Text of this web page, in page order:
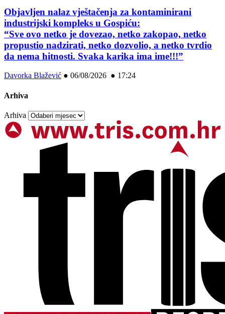
Objavljen nalaz vještačenja za kontaminirani
industrijski kompleks u Gospiću:
“Sve ovo netko je dovezao, netko zakopao, netko
propustio nadzirati, netko dozvolio, a netko tvrdio
da nema hitnosti. Svaka karika ima ime!!!”
Davorka Blažević ● 06/08/2026 ● 17:24
Arhiva
Arhiva